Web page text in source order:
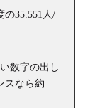
の35.551人/
数字の出し
スなら約